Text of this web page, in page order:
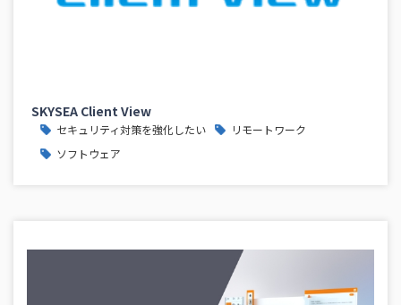
SKYSEA Client View
セキュリティ対策を強化したい
リモートワーク
ソフトウェア